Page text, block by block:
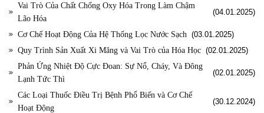
Vai Trò Của Chất Chống Oxy Hóa Trong Làm Chậm
Lão Hóa
(04.01.2025)
Cơ Chế Hoạt Động Của Hệ Thống Lọc Nước Sạch (03.01.2025)
Quy Trình Sản Xuất Xi Măng và Vai Trò của Hóa Học (02.01.2025)
Phản Ứng Nhiệt Độ Cực Đoan: Sự Nổ, Cháy, Và Đông
Lạnh Tức Thì
(02.01.2025)
Các Loại Thuốc Điều Trị Bệnh Phổ Biến và Cơ Chế
Hoạt Động
(30.12.2024)